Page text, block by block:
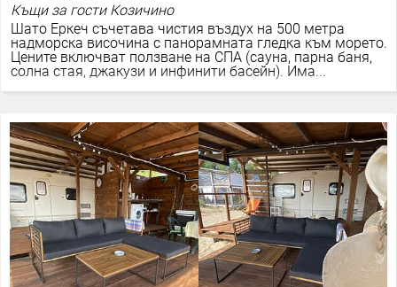
Къщи за гости Козичино
Шато Еркеч съчетава чистия въздух на 500 метра
надморска височина с панорамната гледка към морето.
Цените включват ползване на СПА (сауна, парна баня,
солна стая, джакузи и инфинити басейн). Има...